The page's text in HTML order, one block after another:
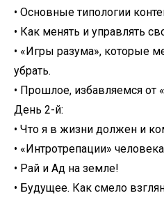
• Основные типологии
• Как менять и управлять
• «Игры разума», которые
убрать.
• Прошлое, избавляемся от
День 2-й:
• Что я в жизни должен и
• «Интротрепации»
• Рай и Ад на земле!
• Будущее. Как смело